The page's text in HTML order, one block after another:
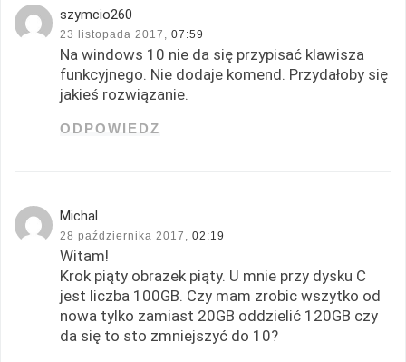
szymcio260
23 listopada 2017, 07:59
Na windows 10 nie da się przypisać klawisza
funkcyjnego. Nie dodaje komend. Przydałoby się
jakieś rozwiązanie.
ODPOWIEDZ
Michal
28 października 2017, 02:19
Witam!
Krok piąty obrazek piąty. U mnie przy dysku C
jest liczba 100GB. Czy mam zrobic wszytko od
nowa tylko zamiast 20GB oddzielić 120GB czy
da się to sto zmniejszyć do 10?